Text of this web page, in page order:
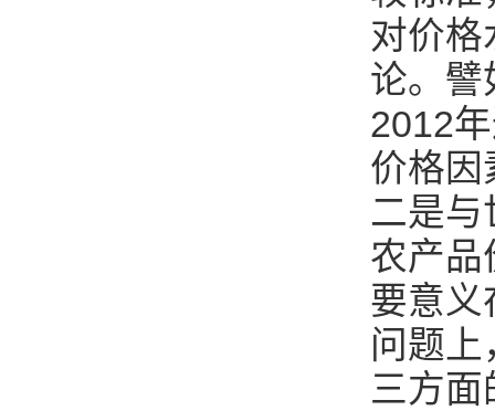
对价格
论。譬
2012
价格因
二是与
农产品
要意义
问题
三方面